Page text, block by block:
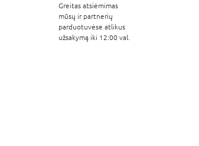
Greitas atsiėmimas
mūsų ir partnerių
parduotuvėse atlikus
užsakymą iki 12:00 val.